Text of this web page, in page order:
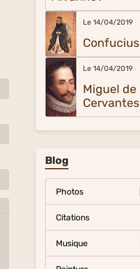
Le 14/04/2019
Confucius
Le 14/04/2019
Miguel de
Cervantes
Blog
Photos
Citations
Musique